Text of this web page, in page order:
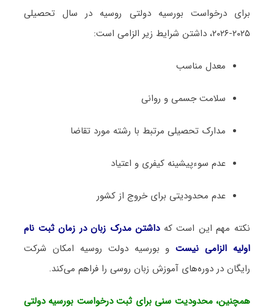
برای درخواست بورسیه دولتی روسیه در سال‌ تحصیلی
۲۰۲۵-۲۰۲۶، داشتن شرایط زیر الزامی است:
معدل مناسب
سلامت جسمی و روانی
مدارک تحصیلی مرتبط با رشته مورد تقاضا
عدم سوءپیشینه کیفری و اعتیاد
عدم محدودیتی برای خروج از کشور
نکته مهم این است که داشتن مدرک زبان در زمان ثبت نام
اولیه الزامی نیستو بورسیه‌ دولت روسیه امکان شرکت
رایگان در دوره‌های آموزش زبان روسی را فراهم می‌کند.
همچنین، محدودیت سنی برای ثبت درخواست بورسیه دولتی